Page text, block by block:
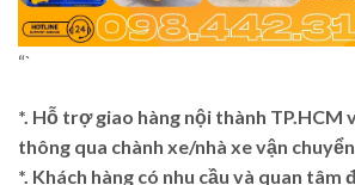
“`
*. Hỗ trợ giao hàng nội thành TP.HCM
thông qua chành xe/nhà xe vận chuyển.
*. Khách hàng có nhu cầu và quan tâm